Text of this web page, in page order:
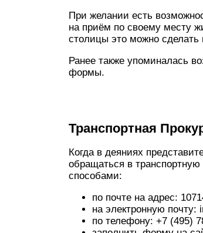
При желании есть
на приём по своему месту
столицы это можно
Ранее также упоминалась
формы.
Транспортная
Когда в деяниях
обращаться в
способами:
по почте на адрес:
на электронную почту:
по телефону: +7 (495)